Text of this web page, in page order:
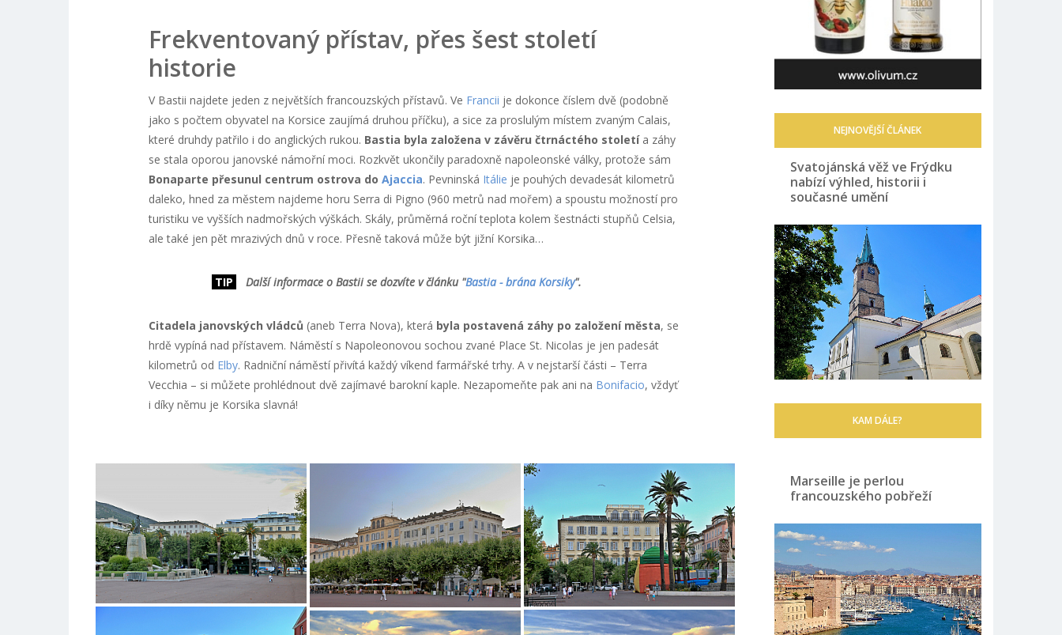
Frekventovaný přístav, přes šest století
historie
V Bastii najdete jeden z největších francouzských přístavů. Ve Francii je dokonce číslem dvě (podobně
jako s počtem obyvatel na Korsice zaujímá druhou příčku), a sice za proslulým místem zvaným Calais,
které druhdy patřilo i do anglických rukou. Bastia byla založena v závěru čtrnáctého stoletía záhy
se stala oporou janovské námořní moci. Rozkvět ukončily paradoxně napoleonské války, protože sám
Bonaparte přesunul centrum ostrova do Ajaccia. Pevninská Itálie je pouhých devadesát kilometrů
daleko, hned za městem najdeme horu Serra di Pigno (960 metrů nad mořem) a spoustu možností pro
turistiku ve vyšších nadmořských výškách. Skály, průměrná roční teplota kolem šestnácti stupňů Celsia,
ale také jen pět mrazivých dnů v roce. Přesně taková může být jižní Korsika…
TIP Další informace o Bastii se dozvíte v článku "Bastia - brána Korsiky".
Citadela janovských vládců (aneb Terra Nova), která byla postavená záhy po založení města, se
hrdě vypíná nad přístavem. Náměstí s Napoleonovou sochou zvané Place St. Nicolas je jen padesát
kilometrů od Elby. Radniční náměstí přivítá každý víkend farmářské trhy. A v nejstarší části – Terra
Vecchia – si můžete prohlédnout dvě zajímavé barokní kaple. Nezapomeňte pak ani na Bonifacio, vždyť
i díky němu je Korsika slavná!
NEJNOVĚJŠÍ ČLÁNEK
Svatojánská věž ve Frýdku
nabízí výhled, historii i
současné umění
KAM DÁLE?
Marseille je perlou
francouzského pobřeží